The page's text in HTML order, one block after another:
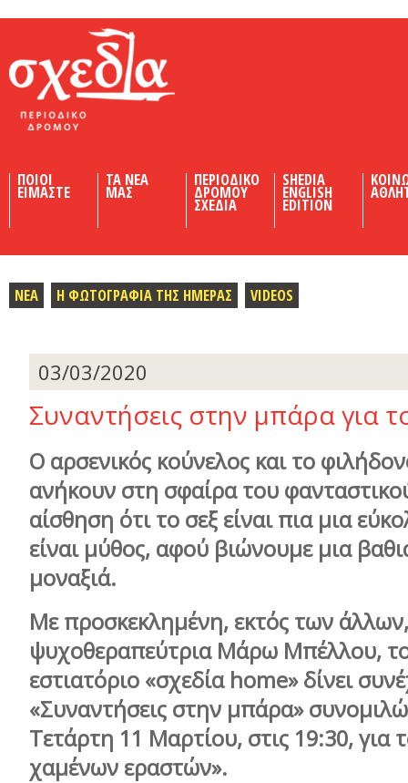
ΠΟΙΟΙ
ΕΙΜΑΣΤΕ
ΤΑ ΝΕΑ
ΜΑΣ
ΠΕΡΙΟΔΙΚΟ
ΔΡΟΜΟΥ
ΣΧΕΔΙΑ
SHEDIA
ENGLISH
EDITION
ΝΕΑ Η ΦΩΤΟΓΡΑΦΙΑ ΤΗΣ ΗΜΕΡΑΣ VIDEOS
03/03/2020
Συναντήσεις στην μπάρα για
Ο αρσενικός κούνελος και το
ανήκουν στη σφαίρα του
αίσθηση ότι το σεξ είναι πια μια
είναι μύθος, αφού βιώνουμε μια
μοναξιά.
Με προσκεκλημένη, εκτός των
ψυχοθεραπεύτρια Μάρω Μπέλλου,
εστιατόριο «σχεδία home» δίνει
«Συναντήσεις στην μπάρα»
Τετάρτη 11 Μαρτίου, στις 19:30, για
χαμένων εραστών».